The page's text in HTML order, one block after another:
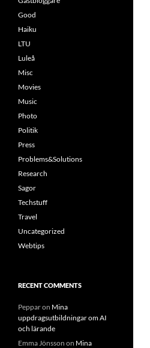
Good
Haiku
LTU
Luleå
Misc
Movies
Music
Photo
Politik
Press
Problems&Solutions
Research
Sagor
Techstuff
Travel
Uncategorized
Webtips
RECENT COMMENTS
Pepparon Mina
uppdragsutbildningar om AI
och lärande
Emma Jönsson on Mina